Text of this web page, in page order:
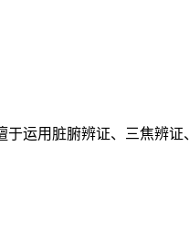
运用脏腑辨证、三焦辨